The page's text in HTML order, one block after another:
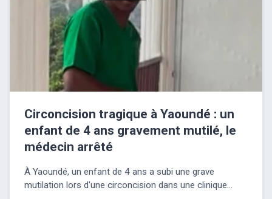
Circoncision tragique à Yaoundé : un
enfant de 4 ans gravement mutilé, le
médecin arrêté
À Yaoundé, un enfant de 4 ans a subi une grave
mutilation lors d'une circoncision dans une clinique...